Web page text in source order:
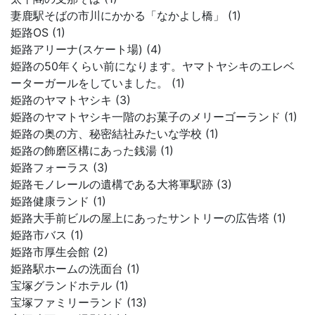
妻鹿駅そばの市川にかかる「なかよし橋」 (1)
姫路OS (1)
姫路アリーナ(スケート場) (4)
姫路の50年くらい前になります。ヤマトヤシキのエレベ
ーターガールをしていました。 (1)
姫路のヤマトヤシキ (3)
姫路のヤマトヤシキ一階のお菓子のメリーゴーランド (1)
姫路の奥の方、秘密結社みたいな学校 (1)
姫路の飾磨区構にあった銭湯 (1)
姫路フォーラス (3)
姫路モノレールの遺構である大将軍駅跡 (3)
姫路健康ランド (1)
姫路大手前ビルの屋上にあったサントリーの広告塔 (1)
姫路市バス (1)
姫路市厚生会館 (2)
姫路駅ホームの洗面台 (1)
宝塚グランドホテル (1)
宝塚ファミリーランド (13)